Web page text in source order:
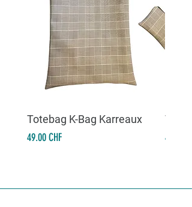
Totebag K-Bag Karreaux
Prix
49.00 CHF Prix
49.00